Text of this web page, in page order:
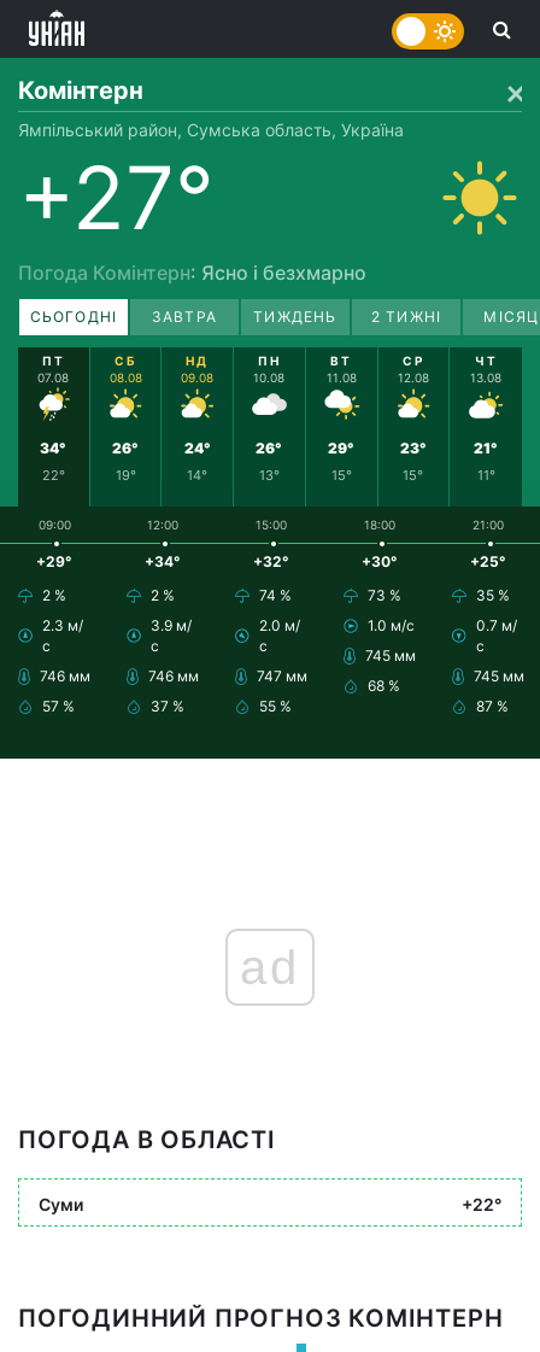
Комінтерн
Ямпільський район, Сумська область, Україна
+27°
Погода Комінтерн: Ясно і безхмарно
СЬОГОДНІ ЗАВТРА ТИЖДЕНЬ 2 ТИЖНІ
ПТ
07.08
34°
22°
СБ
08.08
26°
19°
НД
09.08
24°
14°
ПН
10.08
26°
13°
ВТ
11.08
29°
15°
СР
12.08
23°
15°
ЧТ
13.08
21°
11°
09:00
+29°
2 %
2.3 м/
с
746 мм
57 %
12:00
+34°
2 %
3.9 м/
с
746 мм
37 %
15:00
+32°
74 %
2.0 м/
с
747 мм
55 %
18:00
+30°
73 %
1.0 м/с
745 мм
68 %
21:00
+25°
35 %
0.7 м/
с
745 мм
87 %
ad
ПОГОДА В ОБЛАСТІ
Суми +22°
ПОГОДИННИЙ ПРОГНОЗ КОМІНТЕРН